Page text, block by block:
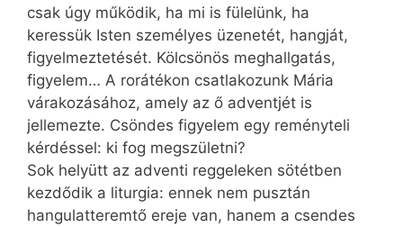
csak úgy működik, ha mi is fülelünk, ha
keressük Isten személyes üzenetét, hangját,
figyelmeztetését. Kölcsönös meghallgatás,
figyelem… A rorátékon csatlakozunk Mária
várakozásához, amely az ő adventjét is
jellemezte. Csöndes figyelem egy reményteli
kérdéssel: ki fog megszületni?
Sok helyütt az adventi reggeleken sötétben
kezdődik a liturgia: ennek nem pusztán
hangulatteremtő ereje van, hanem a csendes